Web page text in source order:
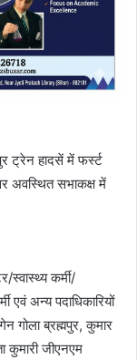
ट्रेन हादसें में फर्स्ट
अवस्थित सभाकक्ष में
स्वास्थ्य कर्मी/
अन्य पदाधिकारियों
गोला ब्रह्मपुर, कुमार
कुमारी जीएनएम